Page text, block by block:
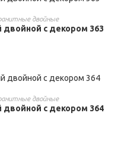
двойные
с декором 363
двойные
двойной с декором 364